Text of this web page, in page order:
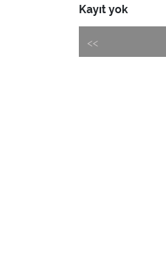
Kayıt yok
<<